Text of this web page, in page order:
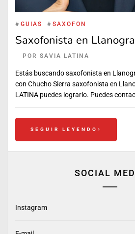
# GUIAS # SAXOFON
Saxofonista en
POR SAVIA LATINA
Estás buscando saxofonista en
con Chucho Sierra saxofonista en
LATINA puedes lograrlo. Puedes
SEGUIR LEYENDO
SOCIAL
Instagram